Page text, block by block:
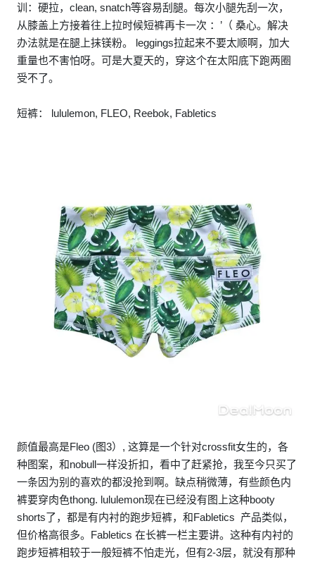
训：硬拉，clean, snatch等容易刮腿。每次小腿先刮一次，
从膝盖上方接着往上拉时候短裤再卡一次 ：’（ 桑心。解决
办法就是在腿上抹镁粉。 leggings拉起来不要太顺啊，加大
重量也不害怕呀。可是大夏天的，穿这个在太阳底下跑两圈
受不了。
短裤： lululemon, FLEO, Reebok, Fabletics
颜值最高是Fleo (图3）, 这算是一个针对crossfit女生的，各
种图案，和nobull一样没折扣，看中了赶紧抢，我至今只买了
一条因为别的喜欢的都没抢到啊。缺点稍微薄，有些颜色内
裤要穿肉色thong. lululemon现在已经没有图上这种booty
shorts了，都是有内衬的跑步短裤，和Fabletics 产品类似，
但价格高很多。Fabletics 在长裤一栏主要讲。这种有内衬的
跑步短裤相较于一般短裤不怕走光，但有2-3层，就没有那种